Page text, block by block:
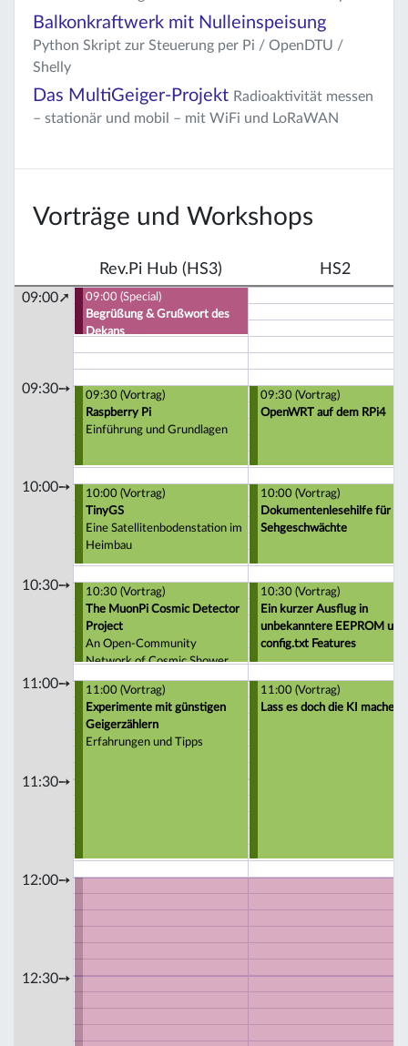
Balkonkraftwerk mit Nulleinspeisung
Python Skript zur Steuerung per Pi / OpenDTU /
Shelly
Das MultiGeiger-Projekt Radioaktivität messen
– stationär und mobil – mit WiFi und LoRaWAN
Vorträge und Workshops
09:00➚
09:30➙
10:00➙
10:30➙
11:00➙
11:30➙
12:00➙
12:30➙
Rev.Pi Hub (HS3) HS2
09:00 (Special)
Begrüßung & Grußwort des
Dekans
09:30 (Vortrag)
Raspberry Pi
Einführung und Grundlagen
09:30 (Vortrag)
OpenWRT auf dem RPi4
10:00 (Vortrag)
TinyGS
Eine Satellitenbodenstation im
Heimbau
10:00 (Vortrag)
Dokumentenlesehilfe für
Sehgeschwächte
10:30 (Vortrag)
The MuonPi Cosmic Detector
Project
An Open-Community
Network of Cosmic Shower
Detectors
10:30 (Vortrag)
Ein kurzer Ausflug in
unbekanntere EEPROM und
config.txt Features
11:00 (Vortrag)
Experimente mit günstigen
Geigerzählern
Erfahrungen und Tipps
11:00 (Vortrag)
Lass es doch die KI machen...